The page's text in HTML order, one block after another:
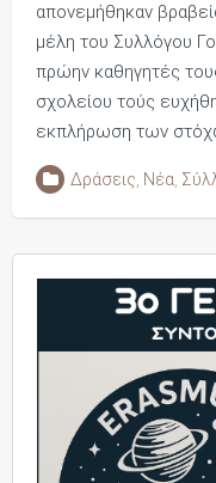
απονεμήθηκαν
μέλη του Συλλόγου
πρώην καθηγητές
σχολείου τούς
εκπλήρωση των
Δράσεις Νέα